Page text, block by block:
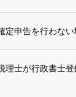
理士が行政書士